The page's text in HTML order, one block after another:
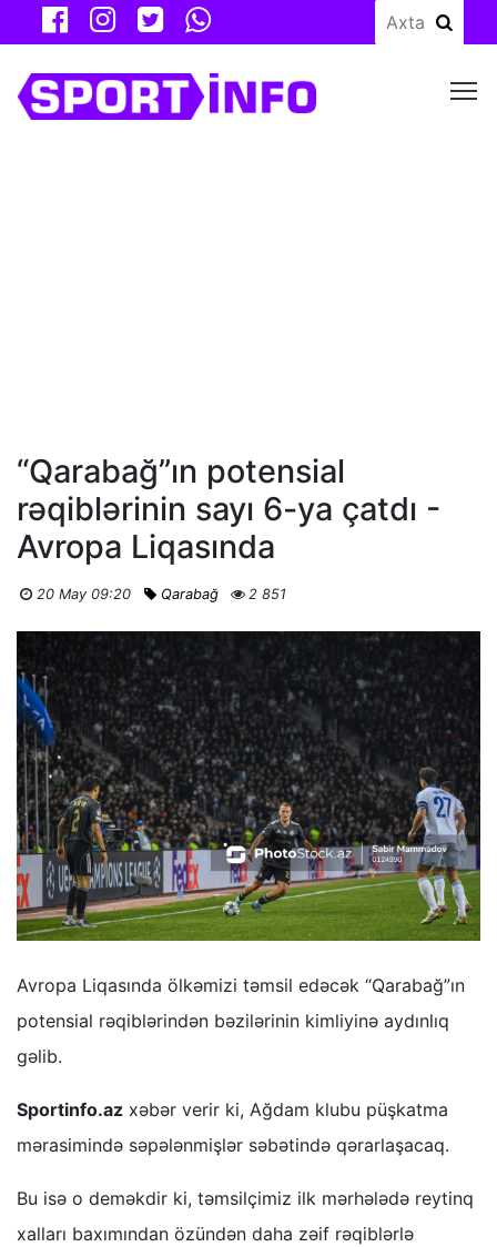
“Qarabağ”ın potensial
rəqiblərinin sayı 6-ya çatdı -
Avropa Liqasında
20 May 09:20 Qarabağ 2 851
Avropa Liqasında ölkəmizi təmsil edəcək “Qarabağ”ın
potensial rəqiblərindən bəzilərinin kimliyinə aydınlıq
gəlib.
Sportinfo.az xəbər verir ki, Ağdam klubu püşkatma
mərasimində səpələnmişlər səbətində qərarlaşacaq.
Bu isə o deməkdir ki, təmsilçimiz ilk mərhələdə reytinq
xalları baxımından özündən daha zəif rəqiblərlə